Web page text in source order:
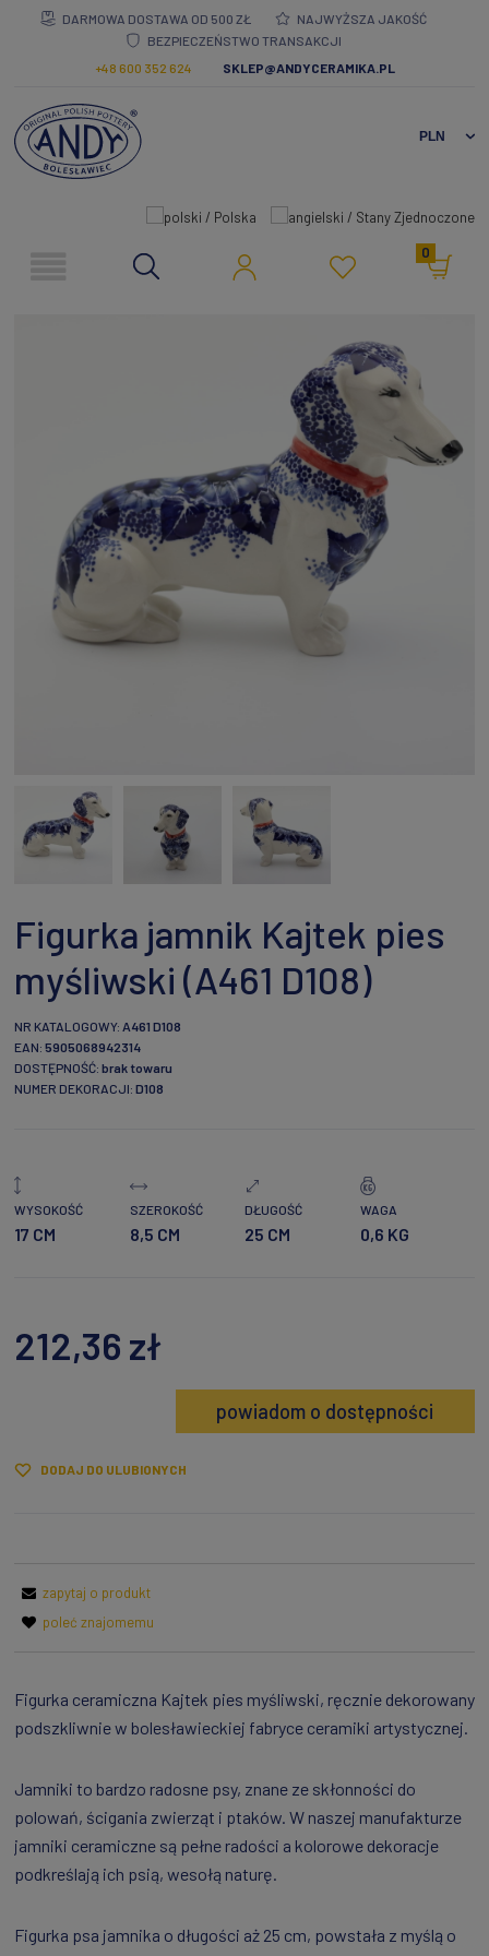
DARMOWA DOSTAWA OD 500 ZŁ
NAJWYŻSZA JAKOŚĆ
BEZPIECZEŃSTWO TRANSAKCJI
+48 600 352 624
SKLEP@ANDYCERAMIKA.PL
0
Figurka jamnik Kajtek pies
myśliwski (A461 D108)
NR KATALOGOWY: A461 D108
EAN: 5905068942314
DOSTĘPNOŚĆ: brak towaru
NUMER DEKORACJI: D108
WYSOKOŚĆ
17 CM
SZEROKOŚĆ
8,5 CM
DŁUGOŚĆ
25 CM
WAGA
0,6 KG
212,36 zł
powiadom o dostępności
DODAJ DO ULUBIONYCH
zapytaj o produkt
poleć znajomemu
Figurka ceramiczna Kajtek pies myśliwski, ręcznie dekorowany
podszkliwnie w bolesławieckiej fabryce ceramiki artystycznej.
Jamniki to bardzo radosne psy, znane ze skłonności do
polowań, ścigania zwierząt i ptaków. W naszej manufakturze
jamniki ceramiczne są pełne radości a kolorowe dekoracje
podkreślają ich psią, wesołą naturę.
Figurka psa jamnika o długości aż 25 cm, powstała z myślą o